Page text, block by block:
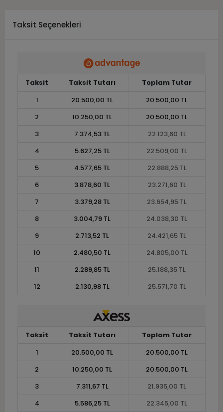
Taksit Seçenekleri
Taksit Taksit Tutarı
Toplam Tutar
1
20.500,00 TL
20.500,00 TL
2
10.250,00 TL
20.500,00 TL
3
7.374,53 TL
22.123,60 TL
4
5.627,25 TL
22.509,00 TL
5
4.577,65 TL
22.888,25 TL
6
3.878,60 TL
23.271,60 TL
7
3.379,28 TL
23.654,95 TL
8
3.004,79 TL
24.038,30 TL
9
2.713,52 TL
24.421,65 TL
10
2.480,50 TL
24.805,00 TL
11
2.289,85 TL
25.188,35 TL
12
2.130,98 TL 25.571,70 TL
Taksit Taksit Tutarı
Toplam Tutar
1
20.500,00 TL
20.500,00 TL
2
10.250,00 TL
20.500,00 TL
3
7.311,67 TL
21.935,00 TL
4
5.586,25 TL
22.345,00 TL